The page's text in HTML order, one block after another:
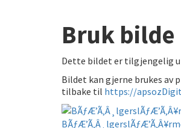
Bruk bilde
Dette bildet er tilgjengelig
Bildet kan gjerne brukes av
tilbake til https://